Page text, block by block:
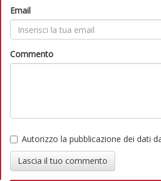
Email
Commento
Autorizzo la pubblicazione dei dati
Lascia il tuo commento